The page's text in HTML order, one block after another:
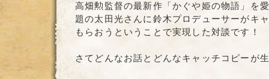
高畑勲監督の最新作「かぐや姫の物語」を
題の太田光さんに鈴木プロデューサーがキ
もらおうということで実現した対談です！
さてどんなお話とどんなキャッチコピーが